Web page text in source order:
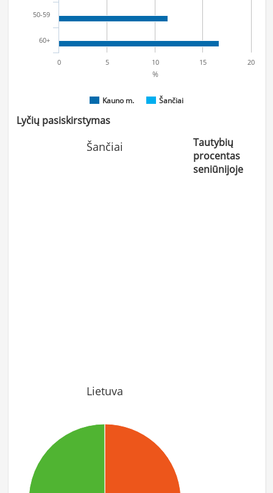
%
Kauno m. Šančiai
50-59
60+
0 5 10 15 20
Lyčių pasiskirstymas
Šančiai
Lietuva
Tautybių
procentas
seniūnijoje